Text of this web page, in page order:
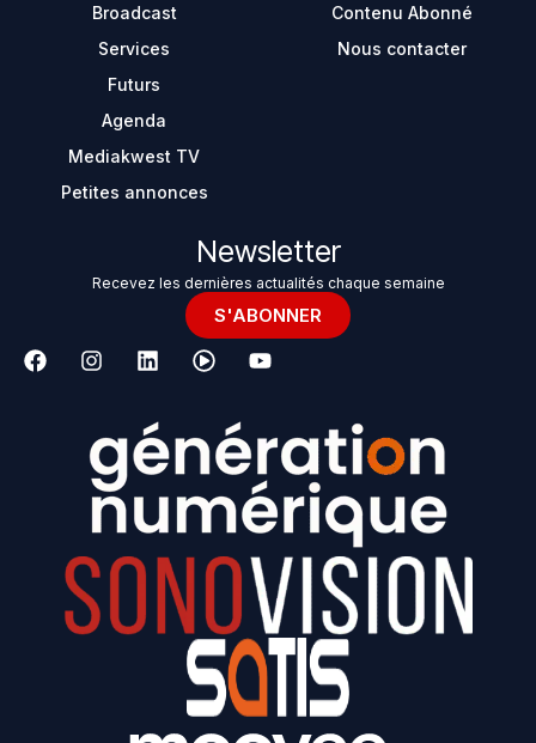
Broadcast
Services
Futurs
Agenda
Mediakwest TV
Petites annonces
Contenu Abonné
Nous contacter
Newsletter
Recevez les dernières actualités chaque semaine
S'ABONNER